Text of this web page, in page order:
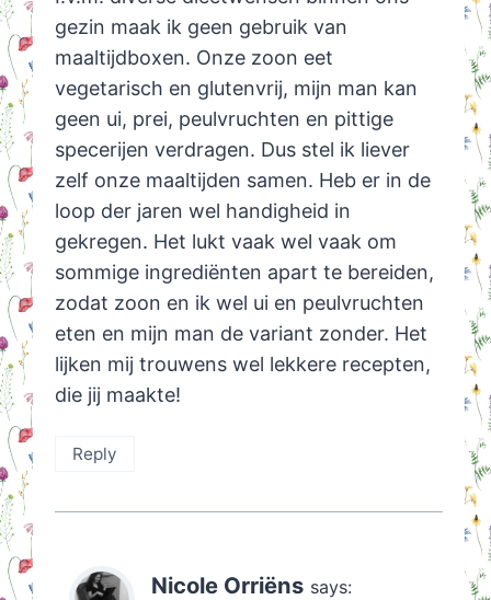
gezin maak ik geen gebruik van
maaltijdboxen. Onze zoon eet
vegetarisch en glutenvrij, mijn man kan
geen ui, prei, peulvruchten en pittige
specerijen verdragen. Dus stel ik liever
zelf onze maaltijden samen. Heb er in de
loop der jaren wel handigheid in
gekregen. Het lukt vaak wel vaak om
sommige ingrediënten apart te bereiden,
zodat zoon en ik wel ui en peulvruchten
eten en mijn man de variant zonder. Het
lijken mij trouwens wel lekkere recepten,
die jij maakte!
Reply
Nicole Orriëns says: